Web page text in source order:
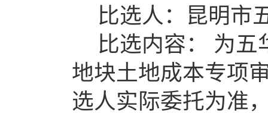
比选人：
昆明市
比选内容：
为五
地块土地成本专项
选人实际委托为准